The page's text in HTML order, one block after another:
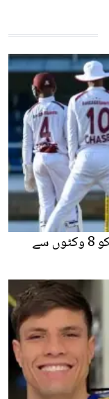
دوسرا ٹیسٹ: پاکستان نے ویسٹ انڈیز کو 8 وکٹوں سے